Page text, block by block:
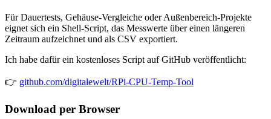
Für Dauertests, Gehäuse-Vergleiche oder Außenbereich-Projekte
eignet sich ein Shell-Script, das Messwerte über einen längeren
Zeitraum aufzeichnet und als CSV exportiert.
Ich habe dafür ein kostenloses Script auf GitHub veröffentlicht:
👉 github.com/digitalewelt/RPi-CPU-Temp-Tool
Download per Browser